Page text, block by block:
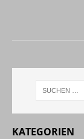
KATEGORIEN